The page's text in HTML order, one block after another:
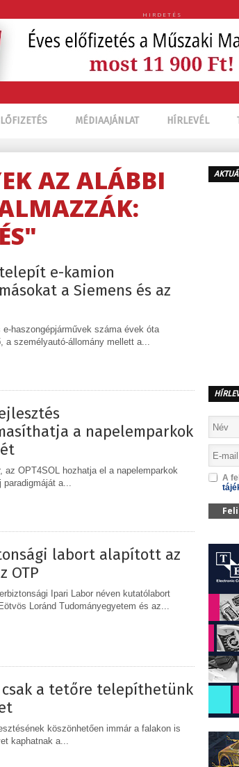
HIRDETÉS
MÉDIAAJÁNLAT HÍRLEVÉL
AZ ALÁBBI
e-kamion
a Siemens és az
haszongépjárművek száma évek óta
a személyautó-állomány mellett a...
a napelemparkok
az OPT4SOL hozhatja el a napelemparkok
paradigmáját a...
labort alapított az
OTP
Ipari Labor néven kutatólabort
Loránd Tudományegyetem és az...
csak a tetőre telepíthetünk
köszönhetően immár a falakon is
kaphatnak a...
A